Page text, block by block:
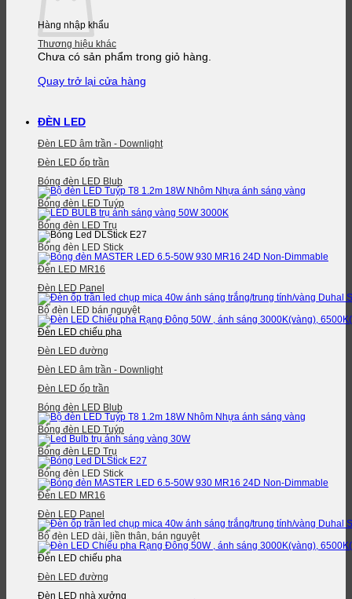
Chưa có sản phẩm trong giỏ hàng.
Quay trở lại cửa hàng
Hàng nhập khẩu
Thương hiệu khác
ĐÈN LED
Đèn LED âm trần - Downlight
Đèn LED ốp trần
Bóng đèn LED Blub
Bóng đèn LED Tuýp
Bóng đèn LED Trụ
Bóng đèn LED Stick
Đèn LED MR16
Đèn LED Panel
Bộ đèn LED bán nguyệt
Đèn LED chiếu pha
Đèn LED đường
Đèn LED âm trần - Downlight
Đèn LED ốp trần
Bóng đèn LED Blub
Bóng đèn LED Tuýp
Bóng đèn LED Trụ
Bóng đèn LED Stick
Đèn LED MR16
Đèn LED Panel
Bộ đèn LED dài, liền thân, bán nguyệt
Đèn LED chiếu pha
Đèn LED đường
Đèn LED nhà xưởng